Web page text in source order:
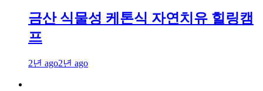
금산 식물성 케톤식 자연치유 힐링캠
프
2년 ago2년 ago